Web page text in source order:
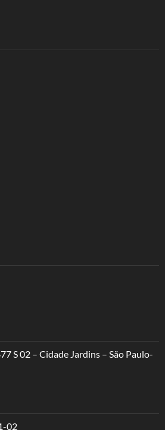
S 02 – Cidade Jardins – São Paulo-
02